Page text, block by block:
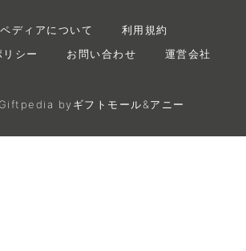
ディアについて
利用規約
シー
お問い合わせ 運営会社
Giftpedia byギフトモール&アニー